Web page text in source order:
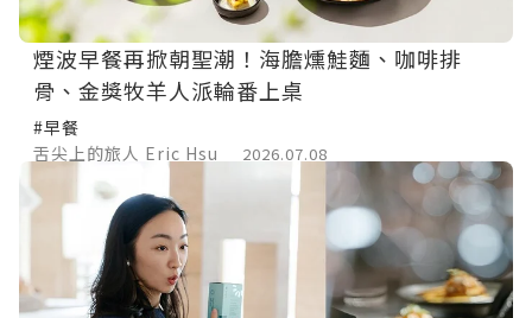
煙波早餐再掀朝聖潮！海膽燻鮭麵、咖啡排
骨、金獎牧羊人派輪番上桌
#早餐
舌尖上的旅人 Eric Hsu
2026.07.08